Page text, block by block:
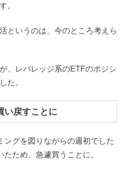
。
というのは、今のところ考えら
、レバレッジ系のETFのポジシ
た。
い戻すことに
グを図りながらの週初でした
ため、急遽買うことに。